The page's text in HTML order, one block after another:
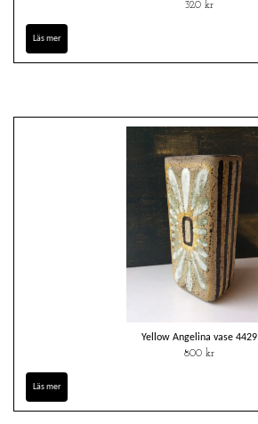
320 kr
Läs mer
Yellow Angelina vase 4429
800 kr
Läs mer